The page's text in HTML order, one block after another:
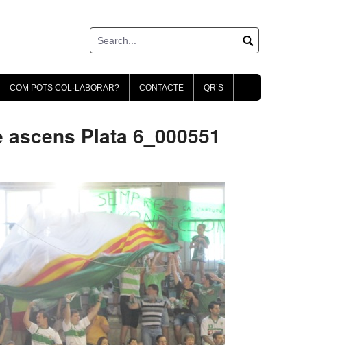
COM POTS COL·LABORAR? CONTACTE QR’S
Plata 6_000551